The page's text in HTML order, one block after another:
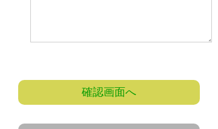
確認画面へ